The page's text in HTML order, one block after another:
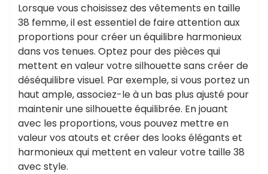
Lorsque vous choisissez des vêtements en taille
38 femme, il est essentiel de faire attention aux
proportions pour créer un équilibre harmonieux
dans vos tenues. Optez pour des pièces qui
mettent en valeur votre silhouette sans créer de
déséquilibre visuel. Par exemple, si vous portez un
haut ample, associez-le à un bas plus ajusté pour
maintenir une silhouette équilibrée. En jouant
avec les proportions, vous pouvez mettre en
valeur vos atouts et créer des looks élégants et
harmonieux qui mettent en valeur votre taille 38
avec style.